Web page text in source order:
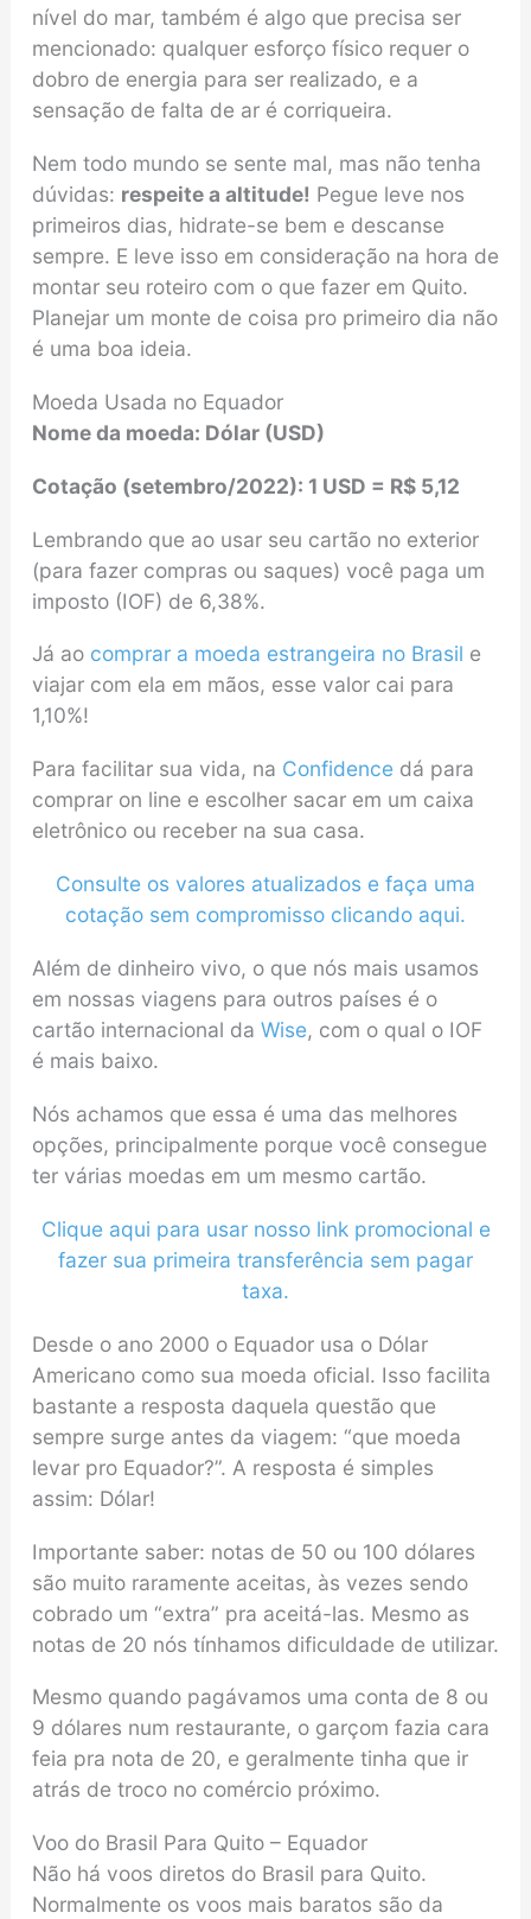
nível do mar, também é algo que precisa ser
mencionado: qualquer esforço físico requer o
dobro de energia para ser realizado, e a
sensação de falta de ar é corriqueira.
Nem todo mundo se sente mal, mas não tenha
dúvidas: respeite a altitude! Pegue leve nos
primeiros dias, hidrate-se bem e descanse
sempre. E leve isso em consideração na hora de
montar seu roteiro com o que fazer em Quito.
Planejar um monte de coisa pro primeiro dia não
é uma boa ideia.
Moeda Usada no Equador
Nome da moeda: Dólar (USD)
Cotação (setembro/2022): 1 USD = R$ 5,12
Lembrando que ao usar seu cartão no exterior
(para fazer compras ou saques) você paga um
imposto (IOF) de 6,38%.
Já ao comprar a moeda estrangeira no Brasil e
viajar com ela em mãos, esse valor cai para
1,10%!
Para facilitar sua vida, na Confidence dá para
comprar on line e escolher sacar em um caixa
eletrônico ou receber na sua casa.
Consulte os valores atualizados e faça uma
cotação sem compromisso clicando aqui.
Além de dinheiro vivo, o que nós mais usamos
em nossas viagens para outros países é o
cartão internacional da Wise, com o qual o IOF
é mais baixo.
Nós achamos que essa é uma das melhores
opções, principalmente porque você consegue
ter várias moedas em um mesmo cartão.
Clique aqui para usar nosso link promocional e
fazer sua primeira transferência sem pagar
taxa.
Desde o ano 2000 o Equador usa o Dólar
Americano como sua moeda oficial. Isso facilita
bastante a resposta daquela questão que
sempre surge antes da viagem: “que moeda
levar pro Equador?”. A resposta é simples
assim: Dólar!
Importante saber: notas de 50 ou 100 dólares
são muito raramente aceitas, às vezes sendo
cobrado um “extra” pra aceitá-las. Mesmo as
notas de 20 nós tínhamos dificuldade de utilizar.
Mesmo quando pagávamos uma conta de 8 ou
9 dólares num restaurante, o garçom fazia cara
feia pra nota de 20, e geralmente tinha que ir
atrás de troco no comércio próximo.
Voo do Brasil Para Quito – Equador
Não há voos diretos do Brasil para Quito.
Normalmente os voos mais baratos são da